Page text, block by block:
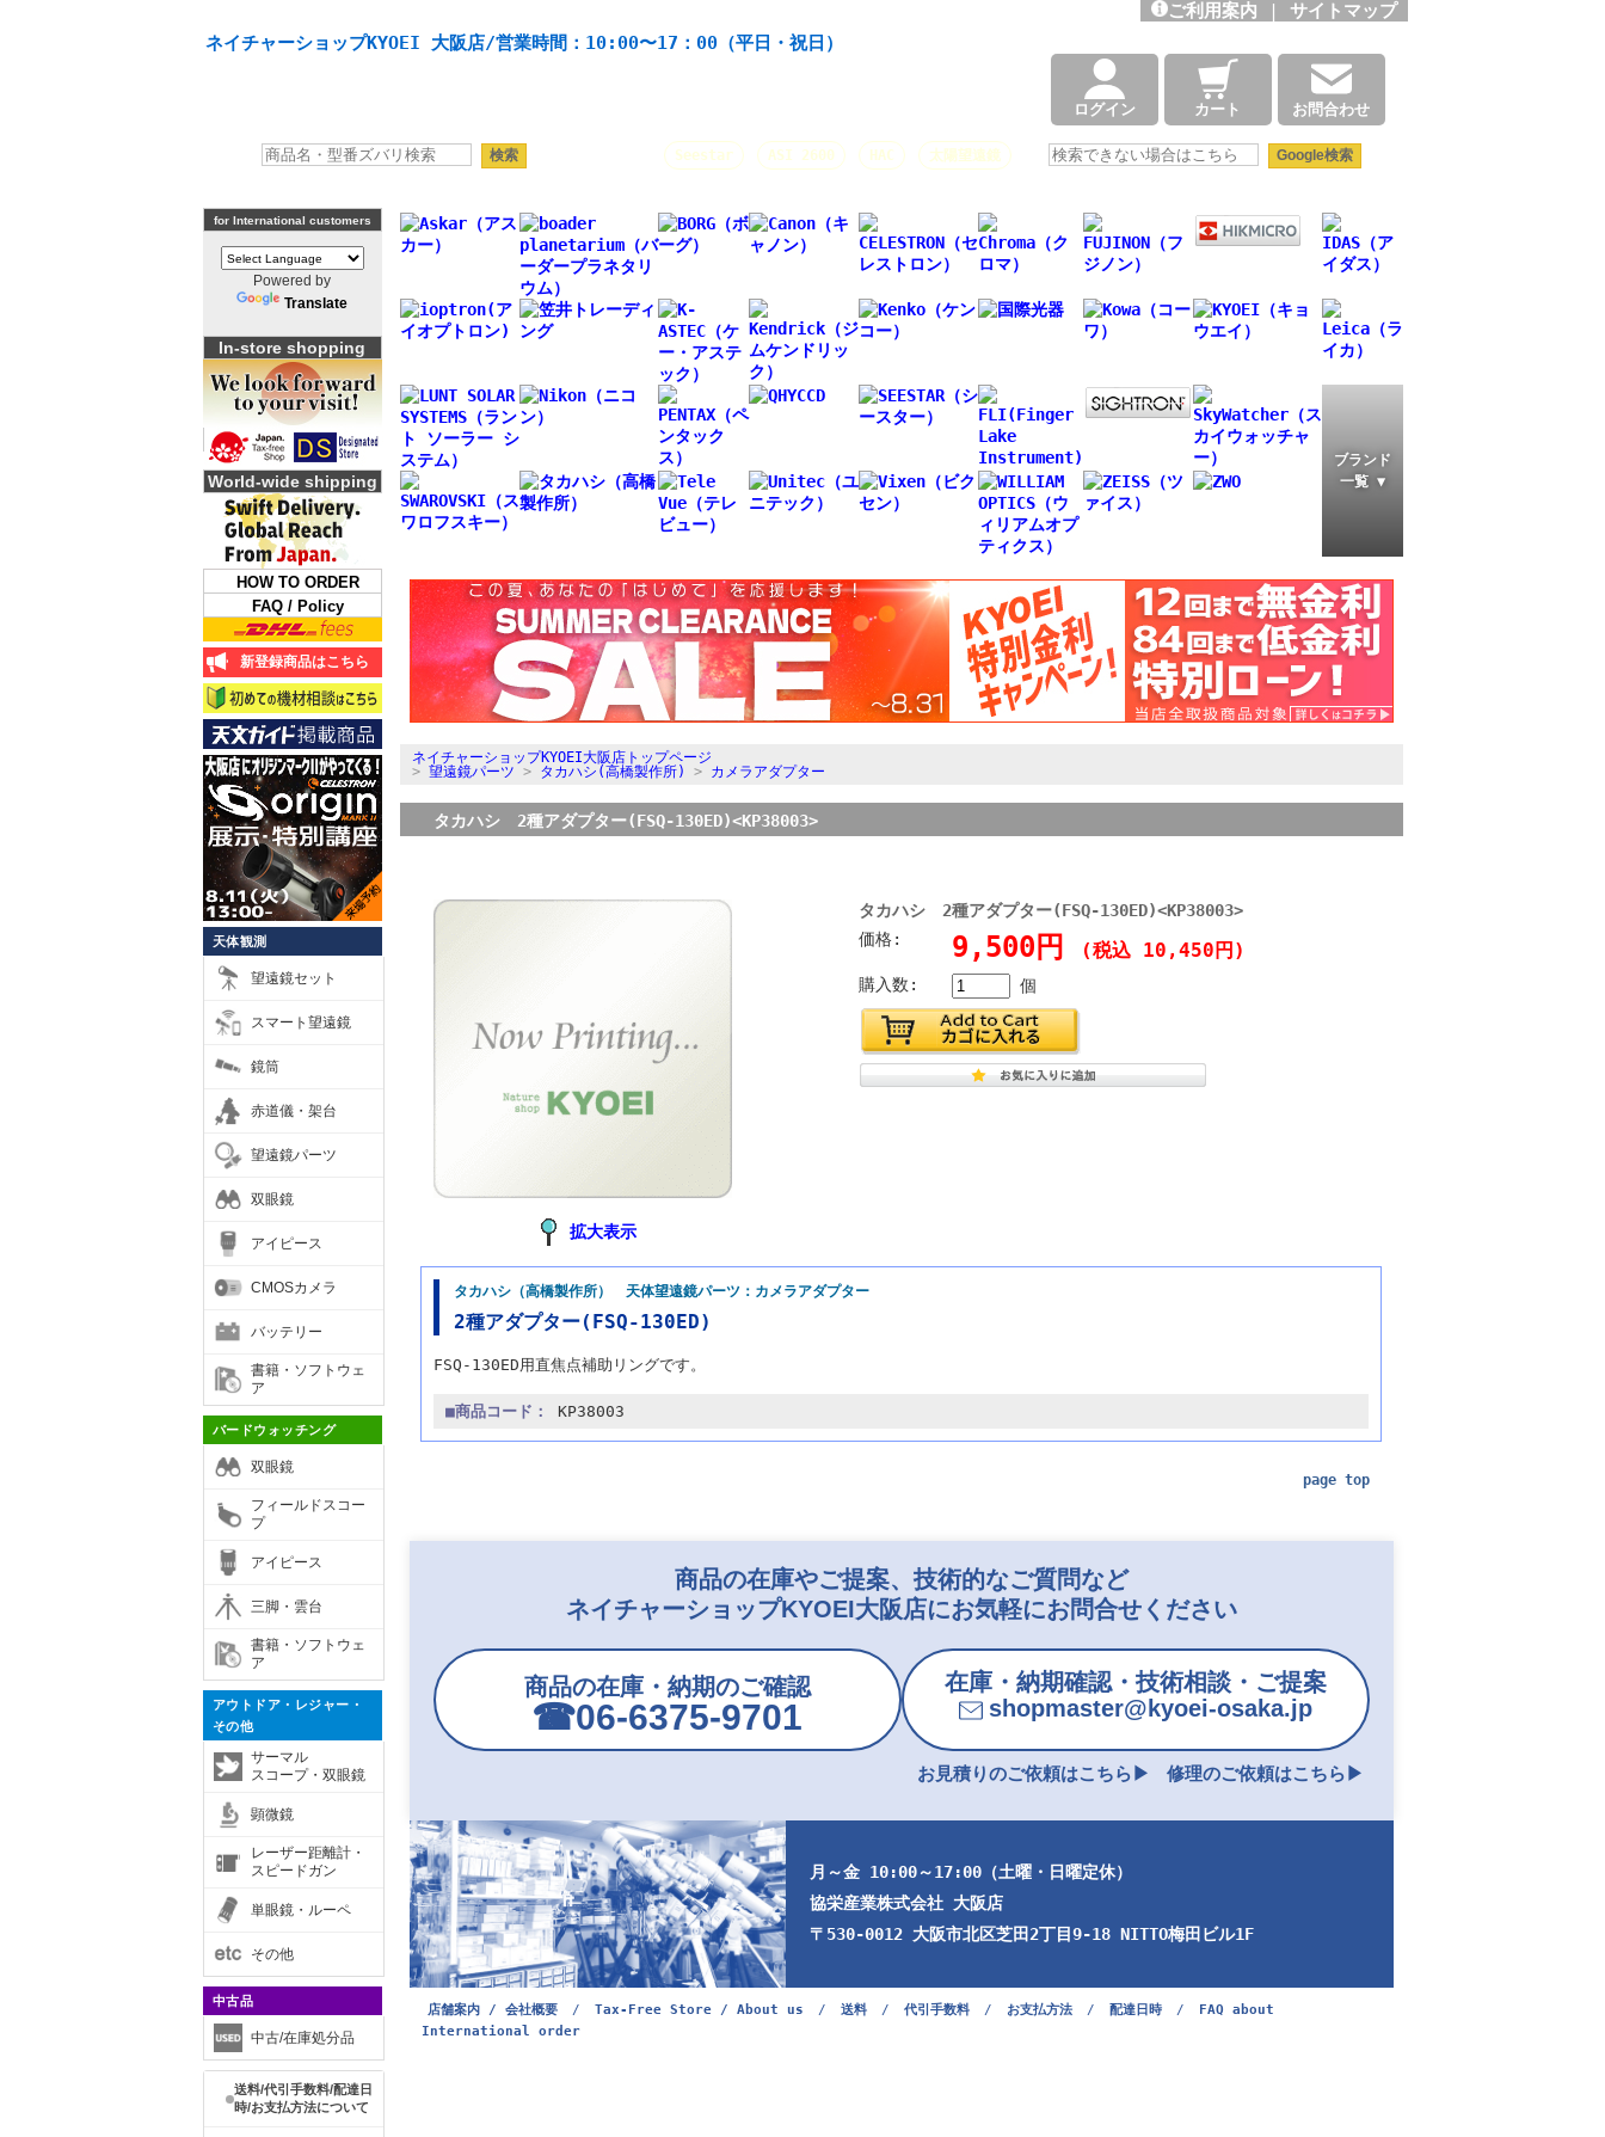
ネイチャーショップKYOEI 大阪店/営業時間：10:00〜17：00（平日・祝日）
ご利用案内 | サイトマップ
ログイン カート お問合わせ
Seestar ASI 2600 HAC 太陽望遠鏡
for International customers
Powered by
Translate
In-store shopping
World-wide shipping
HOW TO ORDER
FAQ / Policy
新登録商品はこちら
天体観測
望遠鏡セット
スマート望遠鏡
鏡筒
赤道儀・架台
望遠鏡パーツ
双眼鏡
アイピース
CMOSカメラ
バッテリー
書籍・ソフトウェ
ア
バードウォッチング
双眼鏡
フィールドスコー
プ
アイピース
三脚・雲台
書籍・ソフトウェ
ア
アウトドア・レジャー・
その他
サーマル
スコープ・双眼鏡
顕微鏡
レーザー距離計・
スピードガン
単眼鏡・ルーペ
その他
中古品
中古/在庫処分品
送料/代引手数料/配達日
時/お支払方法について
ブランド
一覧 ▼
ネイチャーショップKYOEI大阪店トップページ
> 望遠鏡パーツ > タカハシ(高橋製作所) > カメラアダプター
タカハシ 2種アダプター(FSQ-130ED)<KP38003>
拡大表示
タカハシ 2種アダプター(FSQ-130ED)<KP38003>
価格:
9,500円 (税込 10,450円)
購入数: 個
タカハシ（高橋製作所） 天体望遠鏡パーツ：カメラアダプター
2種アダプター(FSQ-130ED)
FSQ-130ED用直焦点補助リングです。
■商品コード： KP38003
page top
商品の在庫やご提案、技術的なご質問など
ネイチャーショップKYOEI大阪店にお気軽にお問合せください
商品の在庫・納期のご確認
☎︎06-6375-9701
在庫・納期確認・技術相談・ご提案
shopmaster@kyoei-osaka.jp
お見積りのご依頼はこちら▶︎ 修理のご依頼はこちら▶︎
月～金 10:00～17:00（土曜・日曜定休）
協栄産業株式会社 大阪店
〒530-0012 大阪市北区芝田2丁目9-18 NITTO梅田ビル1F
店舗案内 / 会社概要 / Tax-Free Store / About us / 送料 / 代引手数料 / お支払方法 / 配達日時 /
FAQ about
International order